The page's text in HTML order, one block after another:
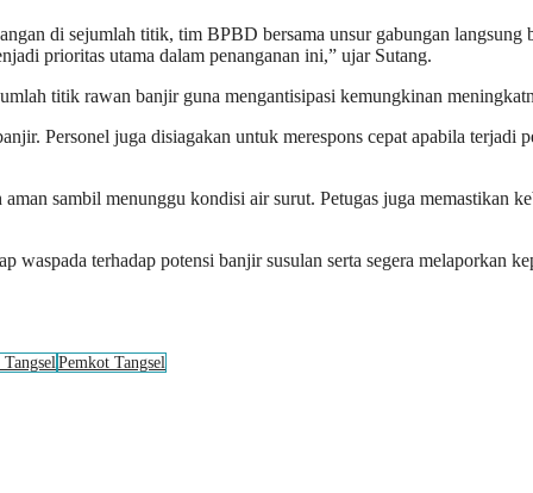
di sejumlah titik, tim BPBD bersama unsur gabungan
prioritas utama dalam penanganan ini,” ujar Sutang.
titik rawan banjir guna mengantisipasi kemungkinan
Personel juga disiagakan untuk merespons cepat apabila terjadi
sambil menunggu kondisi air surut. Petugas juga memastikan
waspada terhadap potensi banjir susulan serta segera melaporkan
Pemkot Tangsel